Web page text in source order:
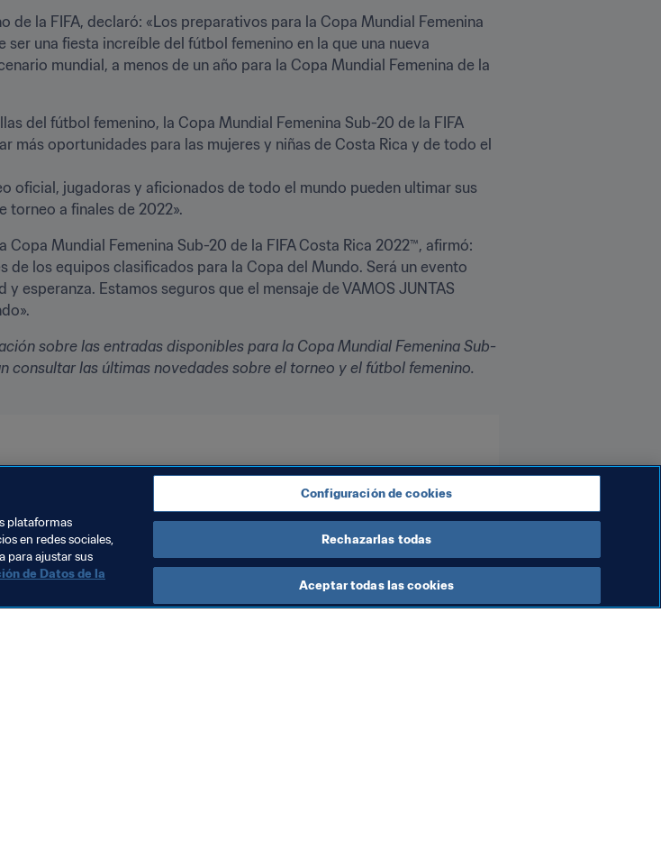
para la Copa Mundial Femenina
una fiesta increíble del fútbol femenino en la que una nueva
mundial, a menos de un año para la Copa Mundial Femenina de la
del fútbol femenino, la Copa Mundial Femenina Sub-20 de la FIFA
más oportunidades para las mujeres y niñas de Costa Rica y de todo el
oficial, jugadoras y aficionados de todo el mundo pueden ultimar sus
a finales de 2022».
Mundial Femenina Sub-20 de la FIFA Costa Rica 2022™, afirmó:
de los equipos clasificados para la Copa del Mundo. Será un evento
esperanza. Estamos seguros que el mensaje de VAMOS JUNTAS
sobre las entradas disponibles para la Copa Mundial Femenina Sub-
consultar las últimas novedades sobre el torneo y el fútbol femenino.
plataformas
en redes sociales,
para ajustar sus
de Datos de la
Configuración de cookies
Rechazarlas todas
Aceptar todas las cookies